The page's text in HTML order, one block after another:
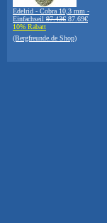
Edelrid - Cobra 10,3 mm -
Einfachseil 97.43€ 87.69€
10% Rabatt
(Bergfreunde.de Shop)